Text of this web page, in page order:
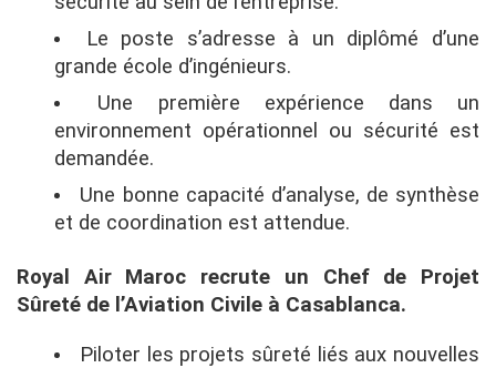
Le poste s’adresse à un diplômé d’une
grande école d’ingénieurs.
Une première expérience dans un
environnement opérationnel ou sécurité est
demandée.
Une bonne capacité d’analyse, de synthèse
et de coordination est attendue.
Royal Air Maroc recrute un Chef de Projet
Sûreté de l’Aviation Civile à Casablanca.
Piloter les projets sûreté liés aux nouvelles